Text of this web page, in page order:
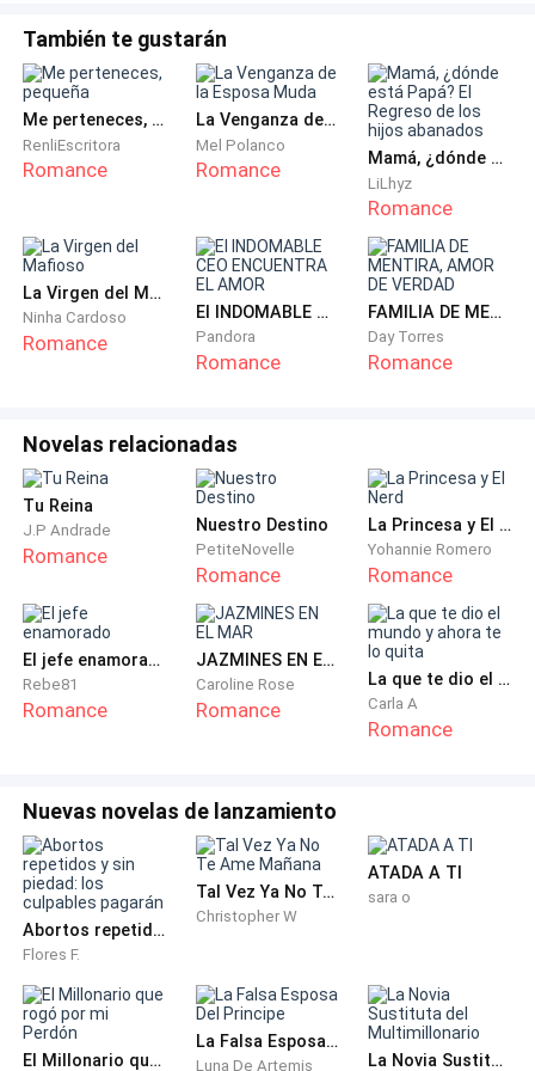
Al llegar a la mansión, la empleada la guio hacia su
habitación.
Aún llevaba su vestido de novia, el velo ahora
colgando torcido, era como un reflejo de su estado
Buscó a Terry en el frío y amplio espacio, pero él no
estaba. Se sintió abandonada, perdida en aquel lugar
que ahora debía llamar "hogar".
La figura imponente de Terry llenó el espacio.
Cerró la puerta detrás de él, quitándose el saco con
movimientos precisos, casi mecánicos,
calculada.
—¿Qué haces aquí? —dijo con voz grave, su tono era
un filo que la cortó por dentro.
temblorosa.
—Yo… La empleada me dijo que...
—¡Cállate! —espetó él, interrumpiéndola, sus ojos
oscuros como un pozo sin fondo. Dio un paso hacia
ella, y Paz instintivamente retrocedió—. ¿Estás feliz
con lo que lograste? ¿Estás feliz de ser la sustituta
de tu hermana?
También te gustarán
Me perteneces, pequeña
RenliEscritora
Romance
La Venganza de la Esposa Muda
Mel Polanco
Romance Mamá, ¿dónde está Papá? El Regreso de los hijos abanados
LiLhyz
Romance
La Virgen del Mafioso
Ninha Cardoso
Romance
El INDOMABLE CEO ENCUENTRA EL AMOR
Pandora
Romance
FAMILIA DE MENTIRA, AMOR DE VERDAD
Day Torres
Romance
Novelas relacionadas
Tu Reina
J.P Andrade
Romance
Nuestro Destino
PetiteNovelle
Romance
La Princesa y El Nerd
Yohannie Romero
Romance
El jefe enamorado
Rebe81
Romance
JAZMINES EN EL MAR
Caroline Rose
Romance
La que te dio el mundo y ahora te lo quita
Carla A
Romance
Nuevas novelas de lanzamiento
Abortos repetidos y sin piedad: los culpables pagarán
Flores F.
Tal Vez Ya No Te Ame Mañana
Christopher W
ATADA A TI
sara o
El Millonario que rogó por mi Perdón
La Falsa Esposa Del Principe
Luna De Artemis La Novia Sustituta del Multimillonario